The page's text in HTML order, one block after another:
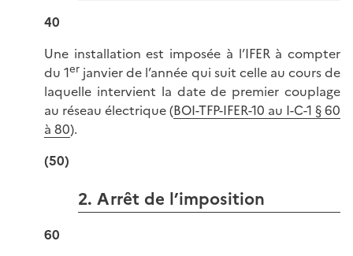
40
Une installation est imposée à l’IFER à compter
du 1er janvier de l’année qui suit celle au cours de
laquelle intervient la date de premier couplage
au réseau électrique (BOI-TFP-IFER-10 au I-C-1 § 60
à 80).
(50)
2. Arrêt de l’imposition
60